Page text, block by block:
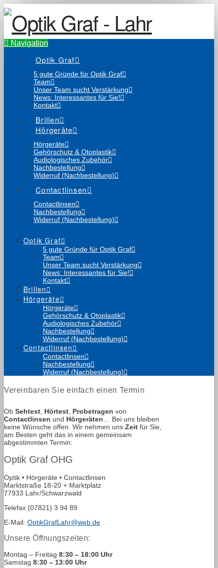
Navigation
Optik Graf
5 gute Gründe für Optik Graf
Team
Unser Team sucht Verstärkung
News: Interessantes für Sie!
Kontakt
Brillen
Hörgeräte
Hörgeräte
Gehörschutz & Otoplastik
Audiologisches Zubehör
Nachbestellung
Widerruf (Nachbestellung)
Contactlinsen
Contactlinsen
Nachbestellung
Widerruf (Nachbestellung)
Optik Graf
5 gute Gründe für Optik Graf
Team
Unser Team sucht Verstärkung
News: Interessantes für Sie!
Kontakt
Brillen
Hörgeräte
Hörgeräte
Gehörschutz & Otoplastik
Audiologisches Zubehör
Nachbestellung
Widerruf (Nachbestellung)
Contactlinsen
Contactlinsen
Nachbestellung
Widerruf (Nachbestellung)
Vereinbaren Sie einfach einen Termin
Ob Sehtest Hörtest Probetragen von
Contactlinsen und Hörgeräten … Bei uns bleiben
keine Wünsche offen. Wir nehmen uns Zeit für Sie,
am Besten geht das in einem gemeinsam
abgestimmten Termin:
Optik Graf OHG
Optik • Hörgeräte • Contactlinsen
Marktstraße 18-20 + Marktplatz
77933 Lahr/Schwarzwald
Telefax (07821) 3 94 89
E-Mail: OptikGrafLahr@web.de
Unsere Öffnungszeiten:
Montag – Freitag 8:30 – 18:00 Uhr
Samstag 8:30 – 13:00 Uhr